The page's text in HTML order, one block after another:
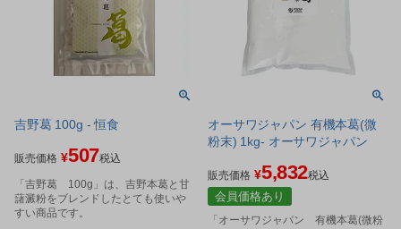
吉野葛 100g - 恒食
販売価格 ¥507税込
「吉野葛 100g」は、吉野本葛と甘
藷澱粉をブレンドしたとても使いや
すい商品です。
オーサワジャパン 有機本葛(微
粉末) 1kg- オーサワジャパン
販売価格 ¥5,832税込
会員価格あり
「オーサワジャパン 有機本葛(微粉